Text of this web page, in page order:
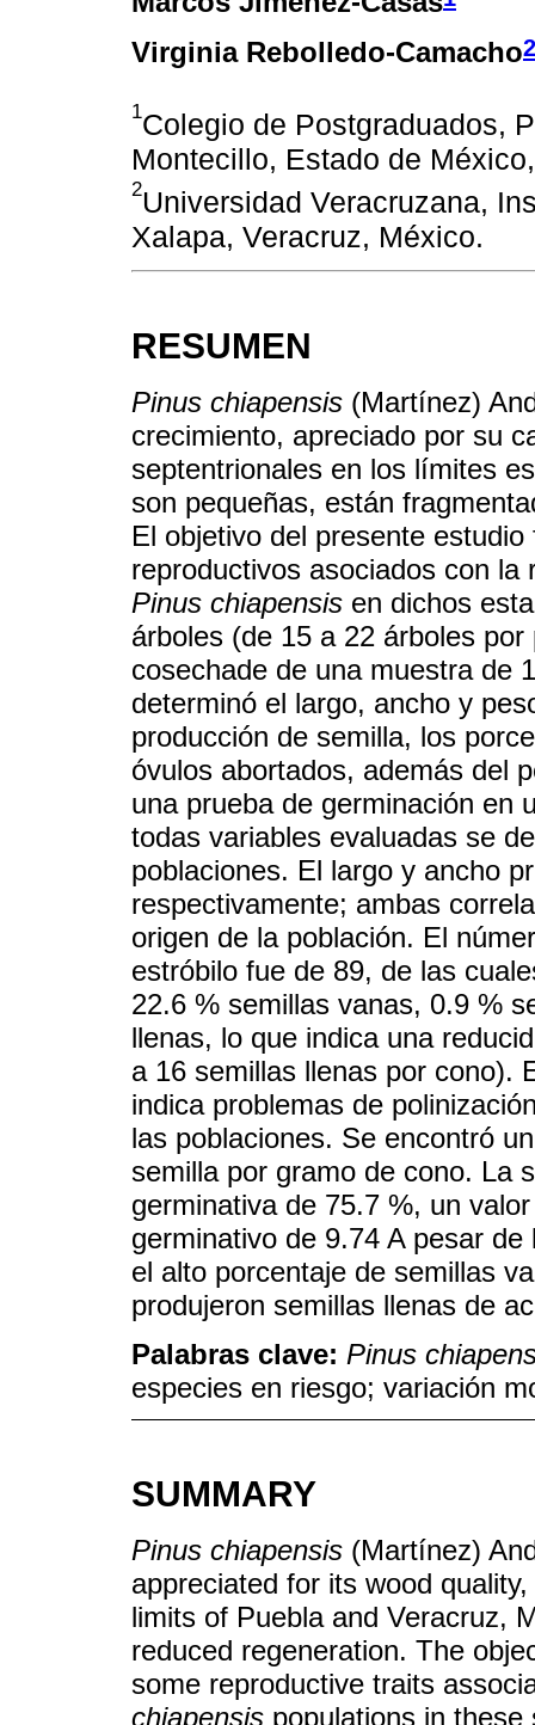
Virginia Rebolledo-Camacho2
1Colegio de Postgraduados,
Montecillo, Estado de
2Universidad Veracruzana,
Xalapa, Veracruz, México.
RESUMEN
Pinus chiapensis (Martínez)
crecimiento, apreciado por su
septentrionales en los límites
son pequeñas, están
El objetivo del presente
reproductivos asociados con
Pinus chiapensis en dichos
árboles (de 15 a 22 árboles
cosechade de una muestra de
determinó el largo, ancho y
producción de semilla, los
óvulos abortados, además del
una prueba de germinación en
todas variables evaluadas se
poblaciones. El largo y ancho
respectivamente; ambas
origen de la población. El
estróbilo fue de 89, de las
22.6 % semillas vanas, 0.9 %
llenas, lo que indica una
a 16 semillas llenas por cono).
indica problemas de
las poblaciones. Se encontró
semilla por gramo de cono. La
germinativa de 75.7 %, un
germinativo de 9.74 A pesar
el alto porcentaje de semillas
produjeron semillas llenas de
Palabras clave: Pinus
especies en riesgo; variación
SUMMARY
Pinus chiapensis (Martínez)
appreciated for its wood
limits of Puebla and Veracruz,
reduced regeneration. The
some reproductive traits
chiapensis populations in